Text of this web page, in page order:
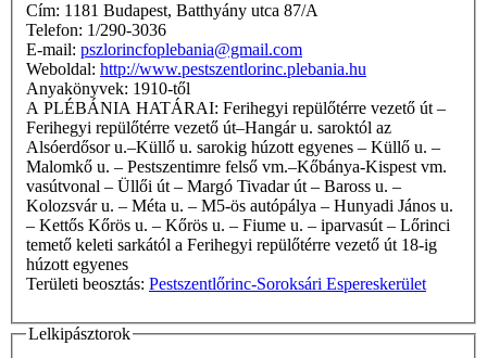
Cím: 1181 Budapest, Batthyány utca 87/A
Telefon: 1/290-3036
E-mail: pszlorincfoplebania@gmail.com
Weboldal: http://www.pestszentlorinc.plebania.hu
Anyakönyvek: 1910-től
A PLÉBÁNIA HATÁRAI: Ferihegyi repülőtérre vezető út –
Ferihegyi repülőtérre vezető út–Hangár u. saroktól az
Alsóerdősor u.–Küllő u. sarokig húzott egyenes – Küllő u. –
Malomkő u. – Pestszentimre felső vm.–Kőbánya-Kispest vm.
vasútvonal – Üllői út – Margó Tivadar út – Baross u. –
Kolozsvár u. – Méta u. – M5-ös autópálya – Hunyadi János u.
– Kettős Kőrös u. – Kőrös u. – Fiume u. – iparvasút – Lőrinci
temető keleti sarkától a Ferihegyi repülőtérre vezető út 18-ig
húzott egyenes
Területi beosztás: Pestszentlőrinc-Soroksári Espereskerület
Lelkipásztorok